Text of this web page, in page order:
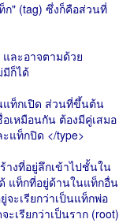
ก" (tag) ซึ่งก็คือส่วนที่
ละอาจตามด้วย
ก็ได้
แท็กเปิด ส่วนที่ขึ้นต้น
เหมือนกัน ต้องมีคู่เสมอ
แท็กปิด </type>
างที่อยู่ลึกเข้าไปชั้นใน
แท็กที่อยู่ด้านในแท็กอื่น
ะเรียกว่าเป็นแท็กพ่อ
เรียกว่าเป็นราก (root)